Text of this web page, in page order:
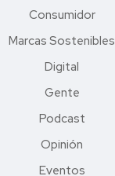
Consumidor
Marcas Sostenibles
Digital
Gente
Podcast
Opinión
Eventos